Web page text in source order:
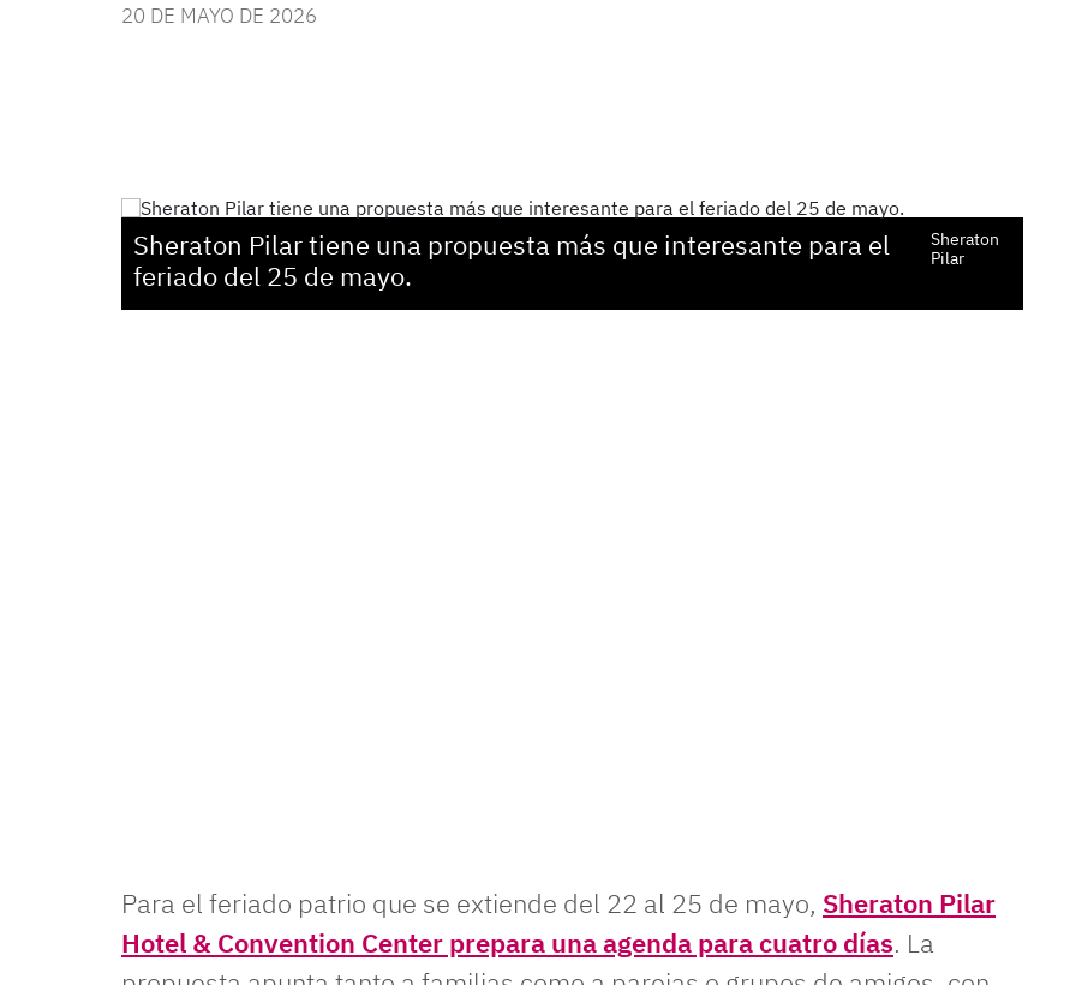
20 DE MAYO DE 2026
Sheraton Pilar tiene una propuesta más que interesante para el
feriado del 25 de mayo.
Sheraton
Pilar
Para el feriado patrio que se extiende del 22 al 25 de mayo, Sheraton Pilar
Hotel & Convention Center prepara una agenda para cuatro días. La